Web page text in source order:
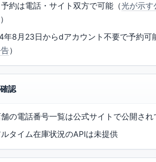
約は電話・サイト双方で可能（光が示す
）
年8月23日からdアカウント不要で予約可
）
認
の電話番号一覧は公式サイトで公開され
ルタイム在庫状況のAPIは未提供